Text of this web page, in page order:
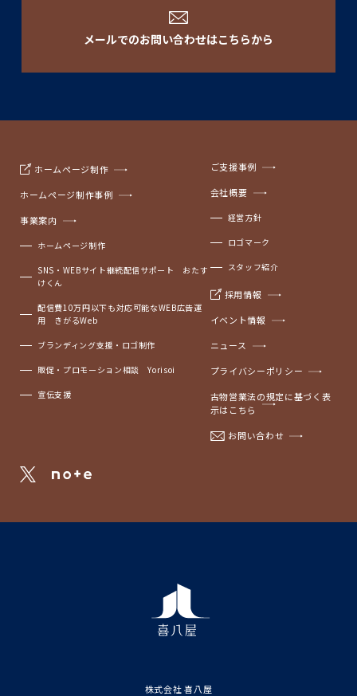
メールでのお問い合わせはこちらから
ホームページ制作
ホームページ制作事例
事業案内
ホームページ制作
SNS・WEBサイト継続配信サポート おたす
けくん
配信費10万円以下も対応可能なWEB広告運
用 きがるWeb
ブランディング支援・ロゴ制作
販促・プロモーション相談 Yorisoi
宣伝支援
ご支援事例
会社概要
経営方針
ロゴマーク
スタッフ紹介
採用情報
イベント情報
ニュース
プライバシーポリシー
古物営業法の規定に基づく表
示はこちら
お問い合わせ
株式会社 喜八屋